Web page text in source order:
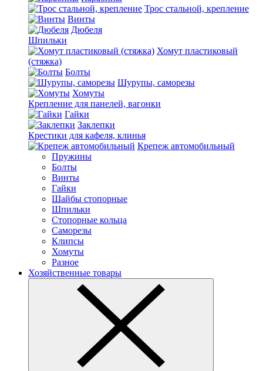
Трос стальной, крепление
Винты
Дюбеля
Шпильки
Хомут пластиковый
(стяжка)
Болты
Шурупы, саморезы
Хомуты
Крепление для панелей, вагонки
Гайки
Заклепки
Крестики для кафеля, клинья
Крепеж автомобильный
Пружины
Болты
Винты
Гайки
Шайбы стопорные
Шпильки
Стопорные кольца
Саморезы
Клипсы
Хомуты
Разное
Хозяйственные товары